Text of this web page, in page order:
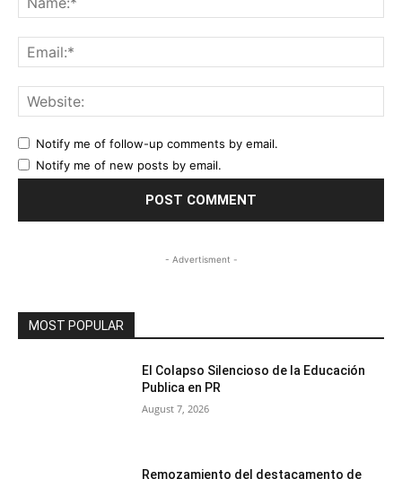
Notify me of follow-up comments by email.
Notify me of new posts by email.
- Advertisment -
MOST POPULAR
El Colapso Silencioso de la Educación
Publica en PR
August 7, 2026
Remozamiento del destacamento de